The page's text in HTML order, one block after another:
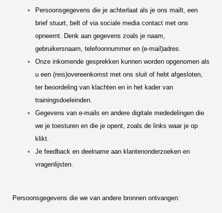
Persoonsgegevens die je achterlaat als je ons mailt, een
brief stuurt, belt of via sociale media contact met ons
opneemt. Denk aan gegevens zoals je naam,
gebruikersnaam, telefoonnummer en (e-mail)adres.
Onze inkomende gesprekken kunnen worden opgenomen als
u een (reis)overeenkomst met ons sluit of hebt afgesloten,
ter beoordeling van klachten en in het kader van
trainingsdoeleinden.
Gegevens van e-mails en andere digitale mededelingen die
we je toesturen en die je opent, zoals de links waar je op
klikt.
Je feedback en deelname aan klantenonderzoeken en
vragenlijsten.
Persoonsgegevens die we van andere bronnen ontvangen: